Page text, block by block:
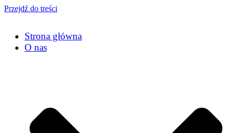
Przejdź do treści
Strona główna
O nas